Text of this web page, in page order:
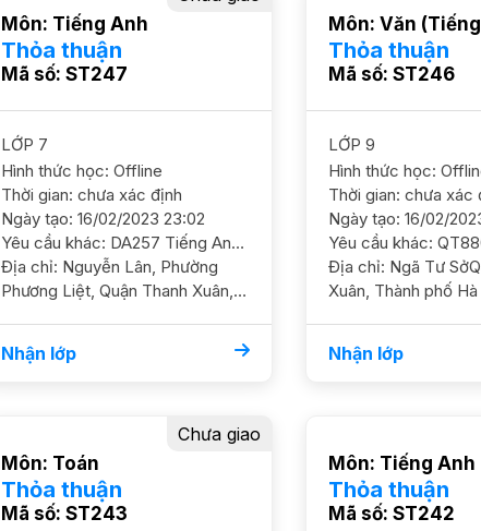
Môn: Tiếng Anh
Thỏa thuận
Mã số: ST247
LỚP 7
Hình thức học: Offline
Thời gian: chưa xác định
Ngày tạo: 16/02/2023 23:02
Yêu cầu khác: DA257 Tiếng Anh 7/ HS nam/ HL TBK Cần nắm chắc ngữ pháp và ôn luyện thêm GS nam nữ ok
Địa chỉ: Nguyễn Lân, Phường
Phương Liệt, Quận Thanh Xuân,
Nhận lớp
Môn: Văn
Thỏa thuận
Mã số: ST246
LỚP 9
Hình thức học:
Thời gian: chưa xác
Ngày tạo: 16/02/
Địa chỉ: Ngã Tư SởQuận Thanh
Xuân, Thành phố
Nhận lớp
Môn: Toán
Thỏa thuận
Mã số: ST243
Chưa giao
Môn: Tiếng Anh
Thỏa thuận
Mã số: ST242